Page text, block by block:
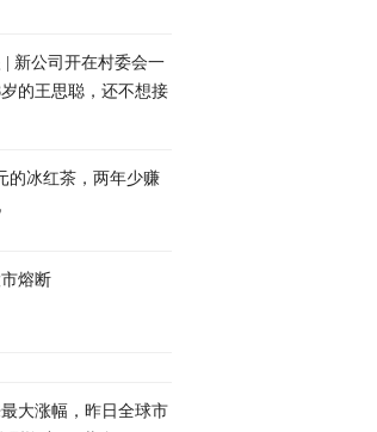
| 新公司开在村委会一
的王思聪，还不想接
的冰红茶，两年少赚
熔断
大涨幅，昨日全球市